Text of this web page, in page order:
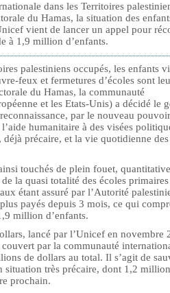
dans les Territoires
du Hamas, la situation des
vient de lancer un appel pour
à 1,9 million d’enfants.
palestiniens occupés, les enfants
feux et fermetures d’écoles sont
du Hamas, la communauté
et les Etats-Unis) a décidé le
par le nouveau
humanitaire à des visées
déjà précaire, et la vie quotidienne des
touchés de plein fouet,
la quasi totalité des écoles primaires
étant assuré par l’Autorité
payés depuis 3 mois, ce qui
million d’enfants.
lancé par l’Unicef en novembre
par la communauté
de dollars au total. Il s’agit de
situation très précaire, dont 1,2
prochain.